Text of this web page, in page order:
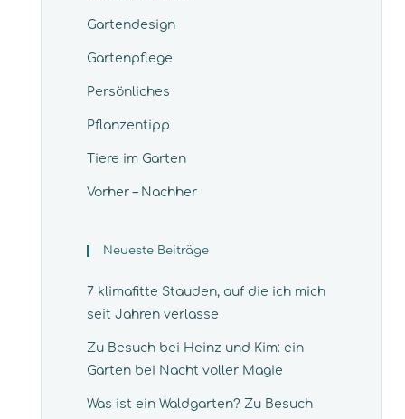
Gartendesign
Gartenpflege
Persönliches
Pflanzentipp
Tiere im Garten
Vorher – Nachher
Neueste Beiträge
7 klimafitte Stauden, auf die ich mich
seit Jahren verlasse
Zu Besuch bei Heinz und Kim: ein
Garten bei Nacht voller Magie
Was ist ein Waldgarten? Zu Besuch